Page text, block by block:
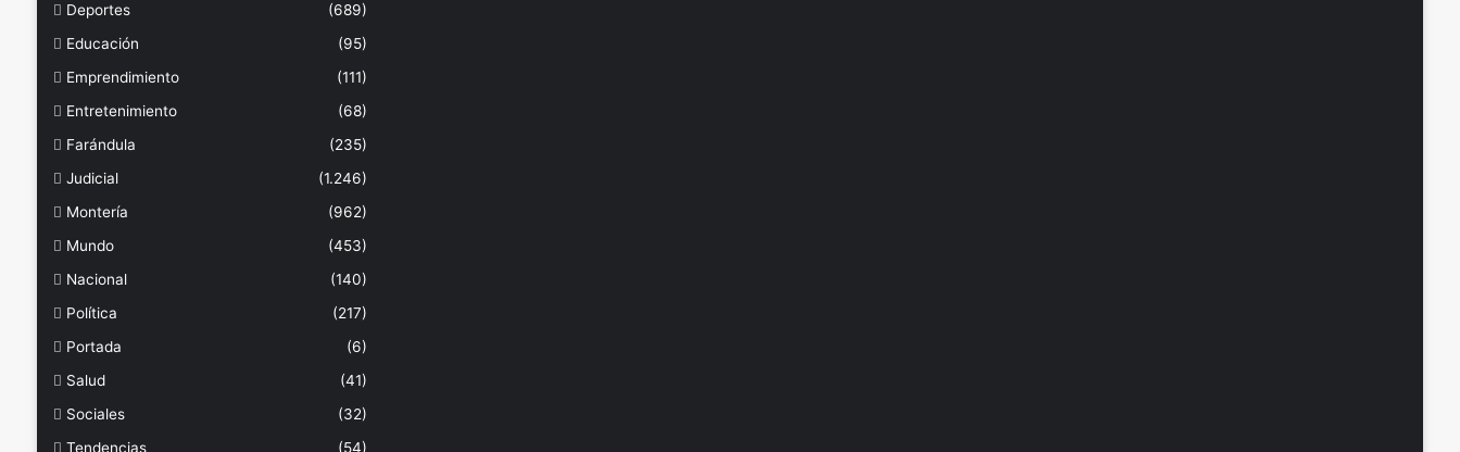
Deportes
(689)
Educación
(95)
Emprendimiento
(111)
Entretenimiento
(68)
Farándula
(235)
Judicial
(1.246)
Montería
(962)
Mundo
(453)
Nacional
(140)
Política
(217)
Portada
(6)
Salud
(41)
Sociales
(32)
Tendencias
(54)